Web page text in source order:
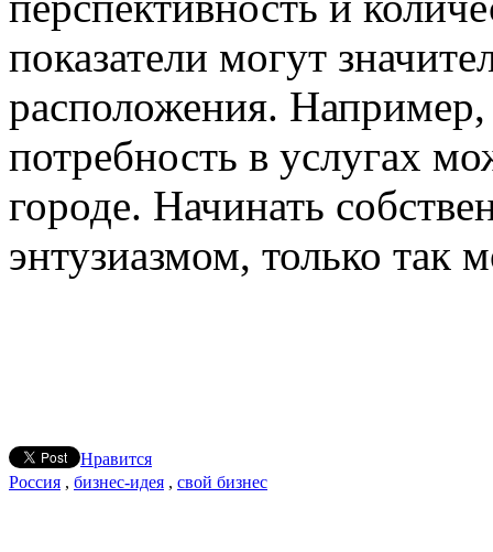
показатели могут
расположения.
потребность в услугах
городе. Начинать
энтузиазмом, только так
Нравится
Россия , бизнес-идея , свой бизнес